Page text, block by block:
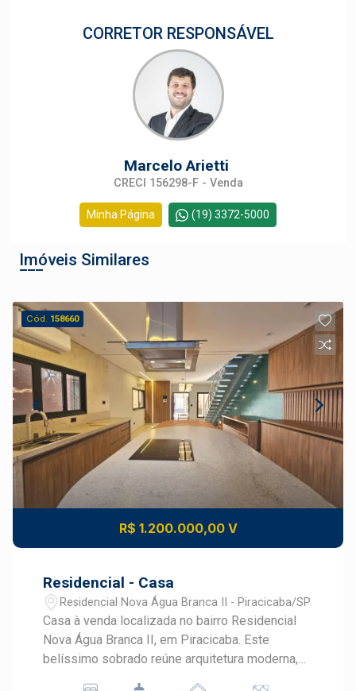
CORRETOR RESPONSÁVEL
Marcelo Arietti
CRECI 156298-F - Venda
Minha Página (19) 3372-5000
Imóveis Similares
Cód. 158660
R$ 1.200.000,00 V
Residencial - Casa
Residencial Nova Água Branca II - Piracicaba/SP
Casa à venda localizada no bairro Residencial
Nova Água Branca II, em Piracicaba. Este
belíssimo sobrado reúne arquitetura moderna,